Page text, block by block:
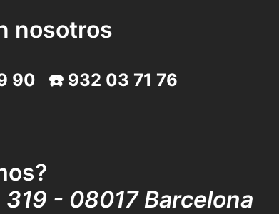
nosotros
90 ☎️ 932 03 71 76
- 08017 Barcelona